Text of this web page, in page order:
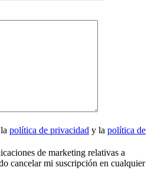
política de privacidad y la política de
de marketing relativas a
cancelar mi suscripción en cualquier